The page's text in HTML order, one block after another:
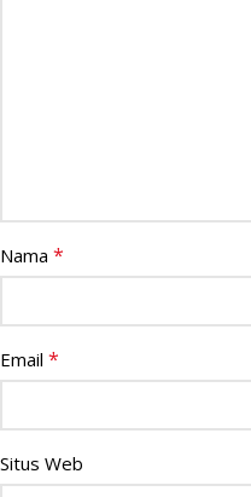
Nama *
Email *
Situs Web